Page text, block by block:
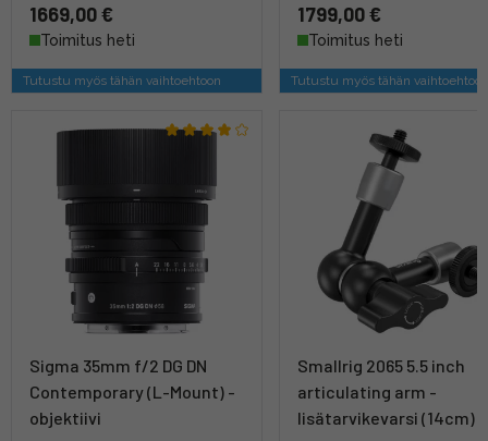
1669,00 €
Toimitus heti
Tutustu myös tähän vaihtoehtoon
1799,00 €
Toimitus heti
Tutustu myös tähän
Sigma 35mm f/2 DG DN
Contemporary (L-Mount) -
objektiivi
Smallrig 2065 5.5 inch
articulating arm -
lisätarvikevarsi (14cm)